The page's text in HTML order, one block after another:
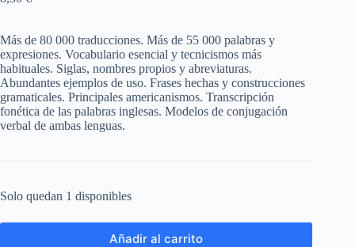
Más de 80 000 traducciones. Más de 55 000 palabras y
expresiones. Vocabulario esencial y tecnicismos más
habituales. Siglas, nombres propios y abreviaturas.
Abundantes ejemplos de uso. Frases hechas y construcciones
gramaticales. Principales americanismos. Transcripción
fonética de las palabras inglesas. Modelos de conjugación
verbal de ambas lenguas.
Solo quedan 1 disponibles
Añadir al carrito